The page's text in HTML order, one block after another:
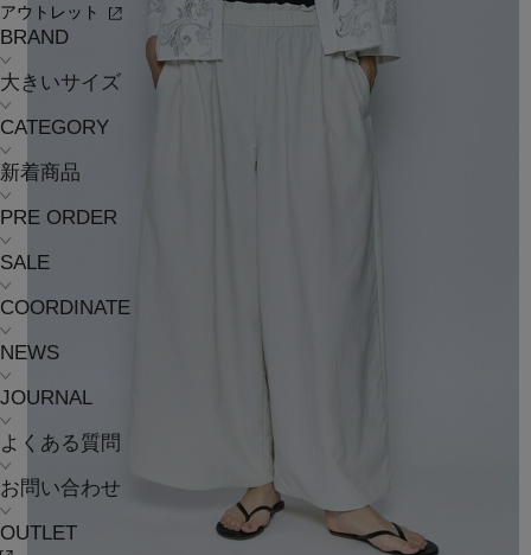
アウトレット
BRAND
大きいサイズ
CATEGORY
新着商品
PRE ORDER
SALE
COORDINATE
NEWS
JOURNAL
よくある質問
お問い合わせ
OUTLET